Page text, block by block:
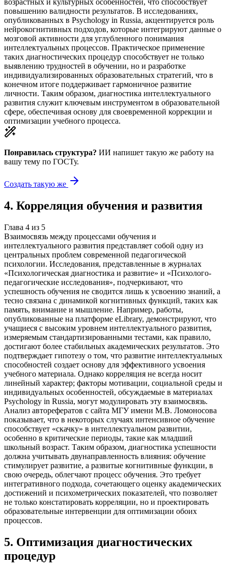
возрастных и культурных особенностей, что способствует
повышению валидности результатов. В исследованиях,
опубликованных в Psychology in Russia, акцентируется роль
нейрокогнитивных подходов, которые интегрируют данные о
мозговой активности для углубленного понимания
интеллектуальных процессов. Практическое применение
таких диагностических процедур способствует не только
выявлению трудностей в обучении, но и разработке
индивидуализированных образовательных стратегий, что в
конечном итоге поддерживает гармоничное развитие
личности. Таким образом, диагностика интеллектуального
развития служит ключевым инструментом в образовательной
сфере, обеспечивая основу для своевременной коррекции и
оптимизации учебного процесса.
Понравилась структура? ИИ напишет такую же работу на
вашу тему по ГОСТу.
Создать такую же
4. Корреляция обучения и развития
Глава 4 из 5
Взаимосвязь между процессами обучения и
интеллектуального развития представляет собой одну из
центральных проблем современной педагогической
психологии. Исследования, представленные в журналах
«Психологическая диагностика и развитие» и «Психолого-
педагогические исследования», подчеркивают, что
успешность обучения не сводится лишь к усвоению знаний, а
тесно связана с динамикой когнитивных функций, таких как
память, внимание и мышление. Например, работы,
опубликованные на платформе eLibrary, демонстрируют, что
учащиеся с высоким уровнем интеллектуального развития,
измеряемым стандартизированными тестами, как правило,
достигают более стабильных академических результатов. Это
подтверждает гипотезу о том, что развитие интеллектуальных
способностей создает основу для эффективного усвоения
учебного материала. Однако корреляция не всегда носит
линейный характер; факторы мотивации, социальной среды и
индивидуальных особенностей, обсуждаемые в материалах
Psychology in Russia, могут модулировать эту взаимосвязь.
Анализ авторефератов с сайта МГУ имени М.В. Ломоносова
показывает, что в некоторых случаях интенсивное обучение
способствует «скачку» в интеллектуальном развитии,
особенно в критические периоды, такие как младший
школьный возраст. Таким образом, диагностика успешности
должна учитывать двунаправленность влияния: обучение
стимулирует развитие, а развитые когнитивные функции, в
свою очередь, облегчают процесс обучения. Это требует
интегративного подхода, сочетающего оценку академических
достижений и психометрических показателей, что позволяет
не только констатировать корреляции, но и проектировать
образовательные интервенции для оптимизации обоих
процессов.
5. Оптимизация диагностических
процедур